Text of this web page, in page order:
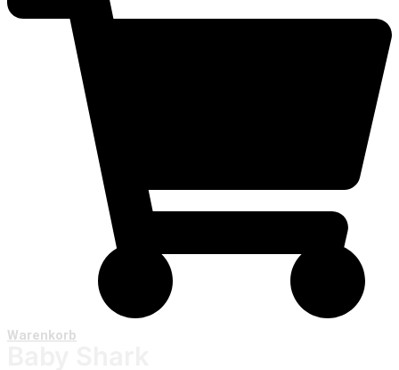
Warenkorb